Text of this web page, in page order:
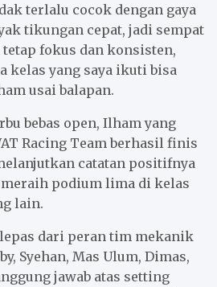
terlalu cocok dengan gaya
tikungan cepat, jadi sempat
fokus dan konsisten,
kelas yang saya ikuti bisa
usai balapan.
bebas open, Ilham yang
Racing Team berhasil finis
catatan positifnya
podium lima di kelas
lain.
dari peran tim mekanik
Syehan, Mas Ulum, Dimas,
jawab atas setting